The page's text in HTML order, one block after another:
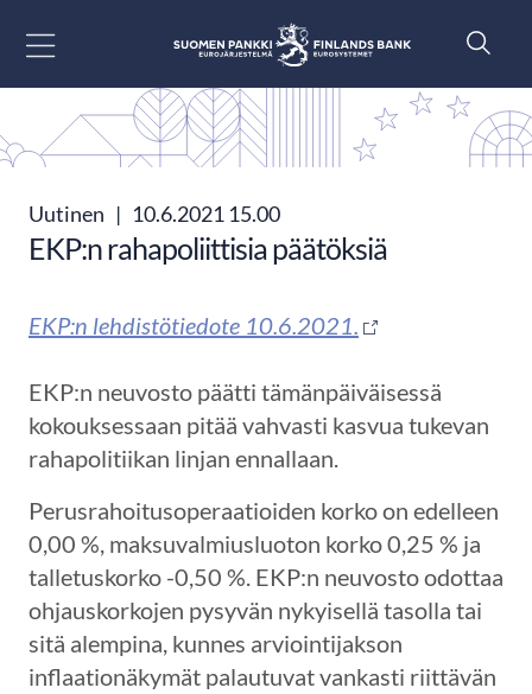
Uutinen | 10.6.2021 15.00
EKP:n rahapoliittisia päätöksiä
EKP:n lehdistötiedote 10.6.2021.
EKP:n neuvosto päätti tämänpäiväisessä
kokouksessaan pitää vahvasti kasvua tukevan
rahapolitiikan linjan ennallaan.
Perusrahoitusoperaatioiden korko on edelleen
0,00 %, maksuvalmiusluoton korko 0,25 % ja
talletuskorko -0,50 %. EKP:n neuvosto odottaa
ohjauskorkojen pysyvän nykyisellä tasolla tai
sitä alempina, kunnes arviointijakson
inflaationäkymät palautuvat vankasti riittävän